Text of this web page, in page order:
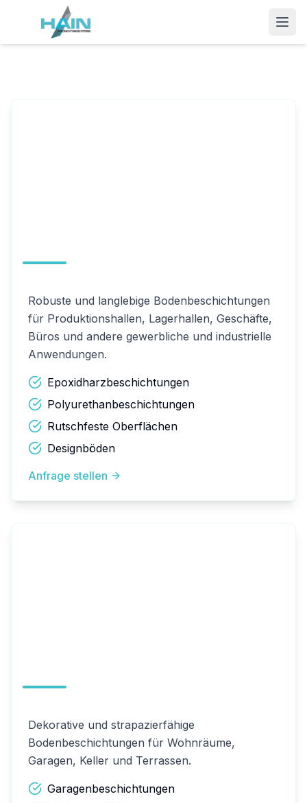
Robuste und langlebige Bodenbeschichtungen
für Produktionshallen, Lagerhallen, Geschäfte,
Büros und andere gewerbliche und industrielle
Anwendungen.
Epoxidharzbeschichtungen
Polyurethanbeschichtungen
Rutschfeste Oberflächen
Designböden
Anfrage stellen
Dekorative und strapazierfähige
Bodenbeschichtungen für Wohnräume,
Garagen, Keller und Terrassen.
Garagenbeschichtungen